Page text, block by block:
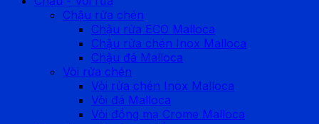
Chậu rửa chén
Chậu rửa ECO Malloca
Chậu rửa chén Inox Malloca
Chậu đá Malloca
Vòi rửa chén
Vòi rửa chén Inox Malloca
Vòi đá Malloca
Vòi đồng mạ Crome Malloca